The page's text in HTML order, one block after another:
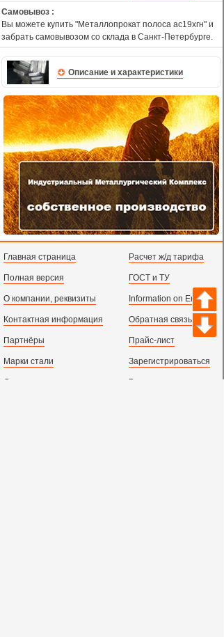
Самовывоз :
Вы можете купить "Металлопрокат полоса ас19хгн" и
забрать самовывозом со склада в Санкт-Петербурге.
Описание и характеристики
Главная страница
Полная версия
О компании, реквизиты
Контактная информация
Партнёры
Марки стали
Сортамент металлопроката
Расчет ж/д тарифа
ГОСТ и ТУ
Information on English
Обратная связь
Прайс-лист
Зарегистрироваться
Вход с паролем